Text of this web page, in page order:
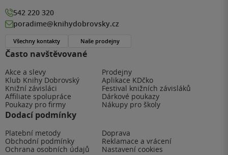
Často navštěvované
Akce a slevy
Prodejny
Klub Knihy Dobrovský
Aplikace KDčko
Knižní závisláci
Festival knižních závisláků
Affiliate spolupráce
Dárkové poukazy
Poukazy pro firmy
Nákupy pro školy
Dodací podmínky
Platební metody
Doprava
Obchodní podmínky
Reklamace a vrácení
Ochrana osobních údajů
Nastavení cookies
542 220 320
poradime@knihydobrovsky.cz
Všechny kontakty Naše prodejny